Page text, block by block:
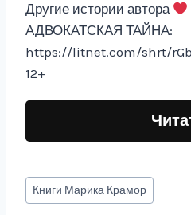
Другие истории автора
АДВОКАТСКАЯ ТАЙНА:
https://litnet.com/shrt/
12+
Метки
записи:
Книги Марика Крамор